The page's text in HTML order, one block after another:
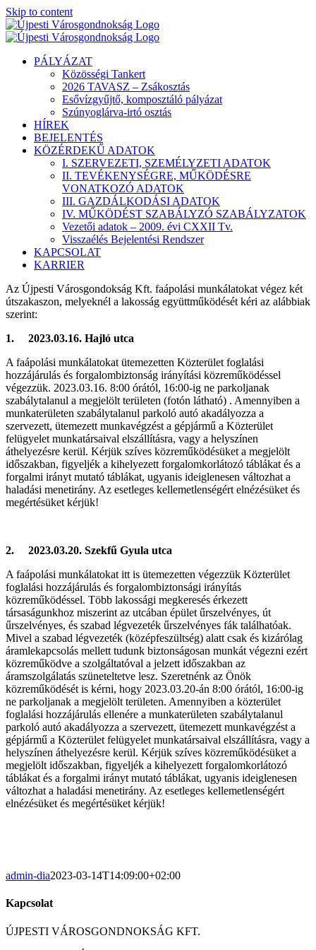
Skip to content
PÁLYÁZAT
Közösségi Tankert
2026 TAVASZ – Zsákosztás
Esővízgyűjtő, komposztáló pályázat
Szúnyoglárva-irtó osztás
HÍREK
BEJELENTÉS
KÖZÉRDEKŰ ADATOK
I. SZERVEZETI, SZEMÉLYZETI ADATOK
II. TEVÉKENYSÉGRE, MŰKÖDÉSRE
VONATKOZÓ ADATOK
III. GAZDÁLKODÁSI ADATOK
IV. MŰKÖDÉST SZABÁLYZÓ SZABÁLYZATOK
Vezetői adatok – 2009. évi CXXII Tv.
Visszaélés Bejelentési Rendszer
KAPCSOLAT
KARRIER
Az Újpesti Városgondokság Kft. faápolási munkálatokat végez két
útszakaszon, melyeknél a lakosság együttműködését kéri az alábbiak
szerint:
1. 2023.03.16. Hajló utca
A faápolási munkálatokat ütemezetten Közterület foglalási
hozzájárulás és forgalombiztonság irányítási közreműködéssel
végezzük. 2023.03.16. 8:00 órától, 16:00-ig ne parkoljanak
szabálytalanul a megjelölt területen (fotón látható) . Amennyiben a
munkaterületen szabálytalanul parkoló autó akadályozza a
szervezett, ütemezett munkavégzést a gépjármű a Közterület
felügyelet munkatársaival elszállításra, vagy a helyszínen
áthelyezésre kerül. Kérjük szíves közreműködésüket a megjelölt
időszakban, figyeljék a kihelyezett forgalomkorlátozó táblákat és a
forgalmi irányt mutató táblákat, ugyanis ideiglenesen változhat a
haladási menetirány. Az esetleges kellemetlenségért elnézésüket és
megértésüket kérjük!
2. 2023.03.20. Szekfű Gyula utca
A faápolási munkálatokat itt is ütemezetten végezzük Közterület
foglalási hozzájárulás és forgalombiztonsági irányítás
közreműködéssel. Több lakossági megkeresés érkezett
társaságunkhoz miszerint az utcában épület űrszelvényes, út
űrszelvényes, és szabad légvezeték űrszelvényes fák találhatóak.
Mivel a szabad légvezeték (középfeszültség) alatt csak és kizárólag
áramlekapcsolás mellett tudunk biztonságosan munkát végezni ezért
közreműködve a szolgáltatóval a jelzett időszakban az
áramszolgálatás szüneteltetve lesz. Szeretnénk az Önök
közreműködését is kérni, hogy 2023.03.20-án 8:00 órától, 16:00-ig
ne parkoljanak a megjelölt területen. Amennyiben a közterület
foglalási hozzájárulás ellenére a munkaterületen szabálytalanul
parkoló autó akadályozza a szervezett, ütemezett munkavégzést a
gépjármű a Közterület felügyelet munkatársaival elszállításra, vagy a
helyszínen áthelyezésre kerül. Kérjük szíves közreműködésüket a
megjelölt időszakban, figyeljék a kihelyezett forgalomkorlátozó
táblákat és a forgalmi irányt mutató táblákat, ugyanis ideiglenesen
változhat a haladási menetirány. Az esetleges kellemetlenségért
elnézésüket és megértésüket kérjük!
admin-dia2023-03-14T14:09:00+02:00
Kapcsolat
ÚJPESTI VÁROSGONDNOKSÁG KFT.